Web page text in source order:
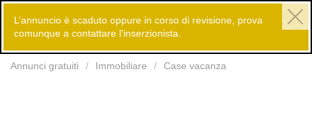
Annunci gratuiti Immobiliare Case vacanza
L’annuncio è scaduto oppure in corso di revisione, prova
comunque a contattare l’inserzionista.